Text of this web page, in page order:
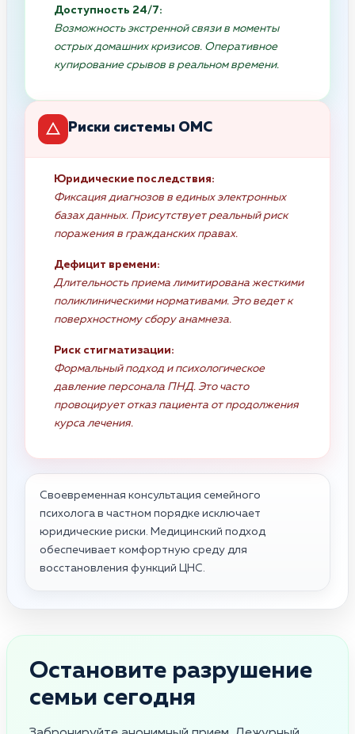
Доступность 24/7:
Возможность экстренной связи в моменты
острых домашних кризисов. Оперативное
купирование срывов в реальном времени.
Риски системы ОМС
Юридические последствия:
Фиксация диагнозов в единых электронных
базах данных. Присутствует реальный риск
поражения в гражданских правах.
Дефицит времени:
Длительность приема лимитирована жесткими
поликлиническими нормативами. Это ведет к
поверхностному сбору анамнеза.
Риск стигматизации:
Формальный подход и психологическое
давление персонала ПНД. Это часто
провоцирует отказ пациента от продолжения
курса лечения.
Своевременная консультация семейного
психолога в частном порядке исключает
юридические риски. Медицинский подход
обеспечивает комфортную среду для
восстановления функций ЦНС.
Остановите разрушение
семьи сегодня